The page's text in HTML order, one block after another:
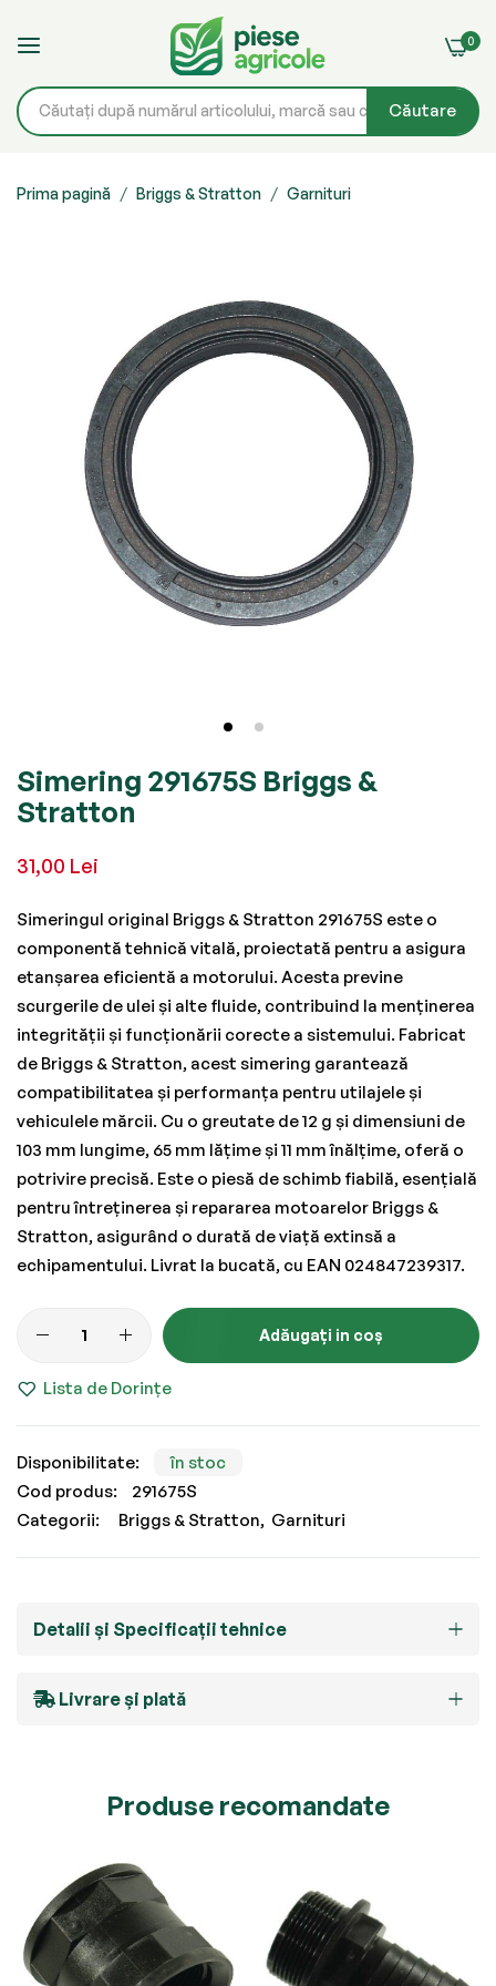
Căutare
0
la
Prima pagină Briggs & Stratton Garnituri
to
the
of
images
gallery
Simering 291675S Briggs &
Stratton
31,00 Lei
Simeringul original Briggs & Stratton 291675S este o
componentă tehnică vitală, proiectată pentru a asigura
etanșarea eficientă a motorului. Acesta previne
scurgerile de ulei și alte fluide, contribuind la menținerea
integrității și funcționării corecte a sistemului. Fabricat
de Briggs & Stratton, acest simering garantează
compatibilitatea și performanța pentru utilajele și
vehiculele mărcii. Cu o greutate de 12 g și dimensiuni de
103 mm lungime, 65 mm lățime și 11 mm înălțime, oferă o
potrivire precisă. Este o piesă de schimb fiabilă, esențială
pentru întreținerea și repararea motoarelor Briggs &
Stratton, asigurând o durată de viață extinsă a
echipamentului. Livrat la bucată, cu EAN 024847239317.
Adăugați in coș
Lista de Dorințe
în stoc
Cod produs
291675S
Categorii:
Briggs & Stratton Garnituri
Detalii și Specificații tehnice
Livrare și plată
Produse recomandate